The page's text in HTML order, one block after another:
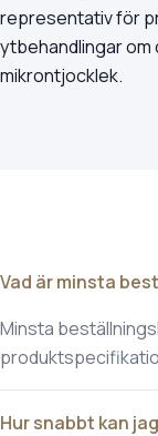
representativ för
ytbehandlingar om
mikrontjocklek.
Vad är minsta
Minsta
Hur snabbt kan